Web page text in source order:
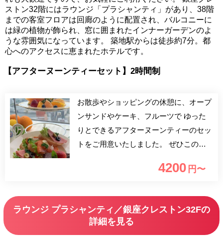
ストン32階にはラウンジ「プラシャンティ」があり、38階
までの客室フロアは回廊のように配置され、バルコニーに
は緑の植物が飾られ、窓に囲まれたインナーガーデンのよ
うな雰囲気になっています。 築地駅からは徒歩約7分。都
心へのアクセスに恵まれたホテルです。
【アフターヌーンティーセット】2時間制
お散歩やショッピングの休憩に、オープ
ンサンドやケーキ、フルーツで ゆった
りとできるアフターヌーンティーのセッ
トをご用意いたしました。 ぜひこの機
4200 円〜
ラウンジ プラシャンティ／銀座クレストン32Fの
詳細を見る